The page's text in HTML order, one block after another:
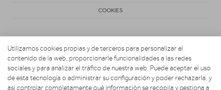
COOKIES
Copyright 2026. Electrònica Central
Utilizamos cookies propias y de terceros para personalizar el
contenido de la web, proporcionarle funcionalidades a las redes
sociales y para analizar el tráfico de nuestra web. Puede aceptar el uso
de esta tecnología o administrar su configuración y poder rechazarla, y
así controlar completamente qué información se recopila y gestiona a